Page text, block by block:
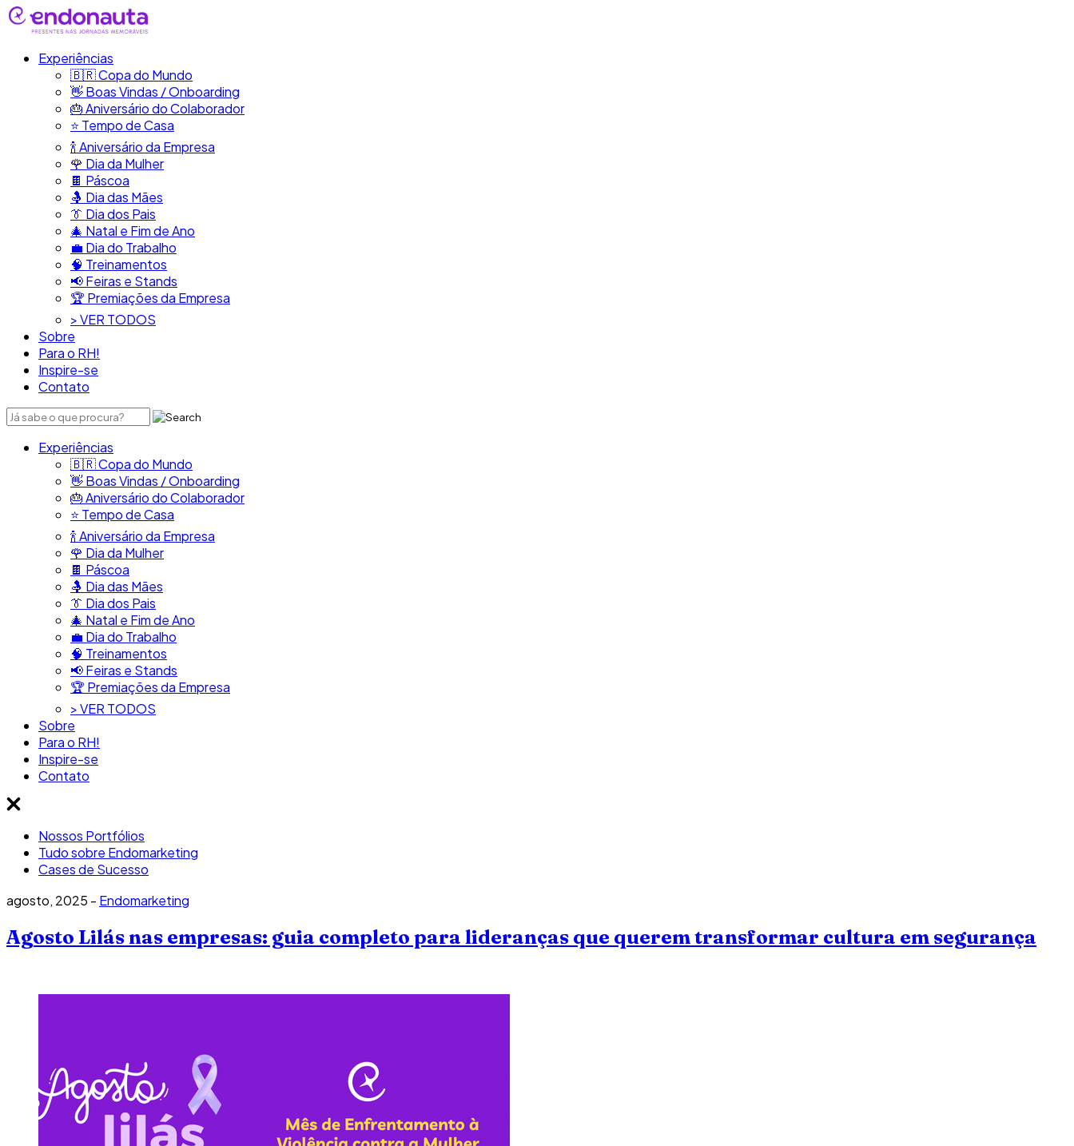
Experiências
🇧🇷​ Copa do Mundo
👋​ Boas Vindas / Onboarding
🎂​ Aniversário do Colaborador
⭐​ Tempo de Casa
​🍾​ Aniversário da Empresa
🌹 Dia da Mulher
🍫​ Páscoa
🤱 Dia das Mães
👔​ Dia dos Pais
🎄 Natal e Fim de Ano
💼​ Dia do Trabalho
🧠​ Treinamentos
📢​ Feiras e Stands
🏆 Premiações da Empresa
> VER TODOS
Sobre
Para o RH!
Inspire-se
Contato
Experiências
🇧🇷​ Copa do Mundo
👋​ Boas Vindas / Onboarding
🎂​ Aniversário do Colaborador
⭐​ Tempo de Casa
​🍾​ Aniversário da Empresa
🌹 Dia da Mulher
🍫​ Páscoa
🤱 Dia das Mães
👔​ Dia dos Pais
🎄 Natal e Fim de Ano
💼​ Dia do Trabalho
🧠​ Treinamentos
📢​ Feiras e Stands
🏆 Premiações da Empresa
> VER TODOS
Sobre
Para o RH!
Inspire-se
Contato
Nossos Portfólios
Tudo sobre Endomarketing
Cases de Sucesso
agosto, 2025 - Endomarketing
Agosto Lilás nas empresas: guia completo para lideranças que querem transformar cultura em segurança